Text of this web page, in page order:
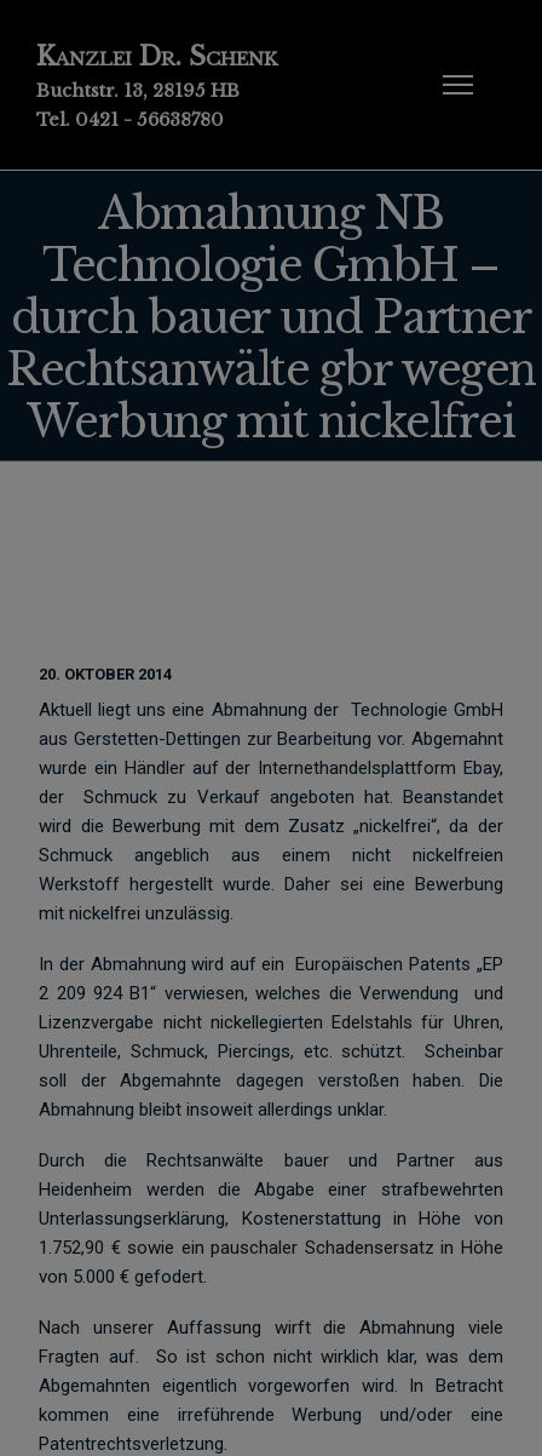
Kanzlei Dr. Schenk
Buchtstr. 13, 28195 HB
Tel. 0421 - 56638780
Abmahnung NB
Technologie GmbH –
durch bauer und Partner
Rechtsanwälte gbr wegen
Werbung mit nickelfrei
20. OKTOBER 2014
Aktuell liegt uns eine Abmahnung der Technologie GmbH
aus Gerstetten-Dettingen zur Bearbeitung vor. Abgemahnt
wurde ein Händler auf der Internethandelsplattform Ebay,
der Schmuck zu Verkauf angeboten hat. Beanstandet
wird die Bewerbung mit dem Zusatz „nickelfrei“, da der
Schmuck angeblich aus einem nicht nickelfreien
Werkstoff hergestellt wurde. Daher sei eine Bewerbung
mit nickelfrei unzulässig.
In der Abmahnung wird auf ein Europäischen Patents „EP
2 209 924 B1“ verwiesen, welches die Verwendung und
Lizenzvergabe nicht nickellegierten Edelstahls für Uhren,
Uhrenteile, Schmuck, Piercings, etc. schützt. Scheinbar
soll der Abgemahnte dagegen verstoßen haben. Die
Abmahnung bleibt insoweit allerdings unklar.
Durch die Rechtsanwälte bauer und Partner aus
Heidenheim werden die Abgabe einer strafbewehrten
Unterlassungserklärung, Kostenerstattung in Höhe von
1.752,90 € sowie ein pauschaler Schadensersatz in Höhe
von 5.000 € gefodert.
Nach unserer Auffassung wirft die Abmahnung viele
Fragten auf. So ist schon nicht wirklich klar, was dem
Abgemahnten eigentlich vorgeworfen wird. In Betracht
kommen eine irreführende Werbung und/oder eine
Patentrechtsverletzung.